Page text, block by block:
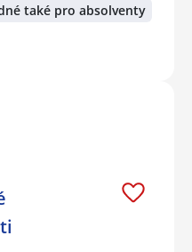
také pro absolventy